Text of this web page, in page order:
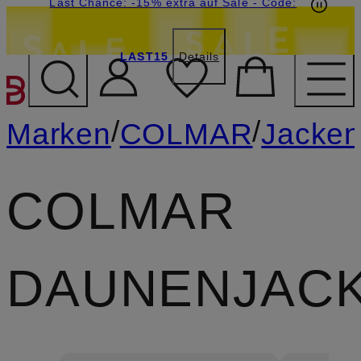
ZUM HAUPTINHALT
LAST15 Details
Marken/COLMAR/
COLMAR